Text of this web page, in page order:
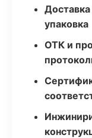
упаковка
ОТК и